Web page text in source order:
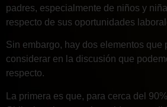
padres, especialmente de niños y
respecto de sus oportunidades
Sin embargo, hay dos elementos que
considerar en la discusión que
respecto.
La primera es que, para cerca del